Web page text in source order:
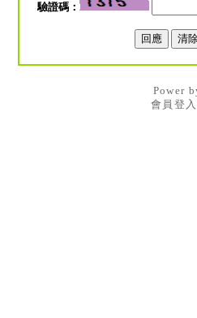
驗證碼：
Power
會員登入